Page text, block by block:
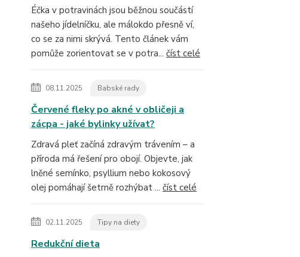
Éčka v potravinách jsou běžnou součástí
našeho jídelníčku, ale málokdo přesně ví,
co se za nimi skrývá. Tento článek vám
pomůže zorientovat se v potra... číst celé
08.11.2025 Babské rady
Červené fleky po akné v obličeji a
zácpa - jaké bylinky užívat?
Zdravá pleť začíná zdravým trávením – a
příroda má řešení pro obojí. Objevte, jak
lněné semínko, psyllium nebo kokosový
olej pomáhají šetrně rozhýbat ... číst celé
02.11.2025 Tipy na diety
Redukční dieta